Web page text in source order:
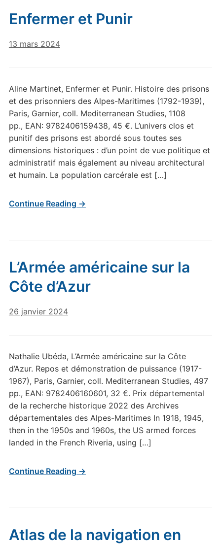
Enfermer et Punir
13 mars 2024
Aline Martinet, Enfermer et Punir. Histoire des prisons
et des prisonniers des Alpes-Maritimes (1792-1939),
Paris, Garnier, coll. Mediterranean Studies, 1108
pp., EAN: 9782406159438, 45 €. L’univers clos et
punitif des prisons est abordé sous toutes ses
dimensions historiques : d’un point de vue politique et
administratif mais également au niveau architectural
et humain. La population carcérale est […]
Continue Reading →
L’Armée américaine sur la
Côte d’Azur
26 janvier 2024
Nathalie Ubéda, L’Armée américaine sur la Côte
d’Azur. Repos et démonstration de puissance (1917-
1967), Paris, Garnier, coll. Mediterranean Studies, 497
pp., EAN: 9782406160601, 32 €. Prix départemental
de la recherche historique 2022 des Archives
départementales des Alpes-Maritimes In 1918, 1945,
then in the 1950s and 1960s, the US armed forces
landed in the French Riveria, using […]
Continue Reading →
Atlas de la navigation en